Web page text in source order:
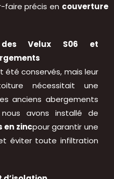
précis en couverture
Velux S06 et
été conservés, mais leur
nécessitait une
anciens abergements
avons installé de
en zincpour garantir une
éviter toute infiltration